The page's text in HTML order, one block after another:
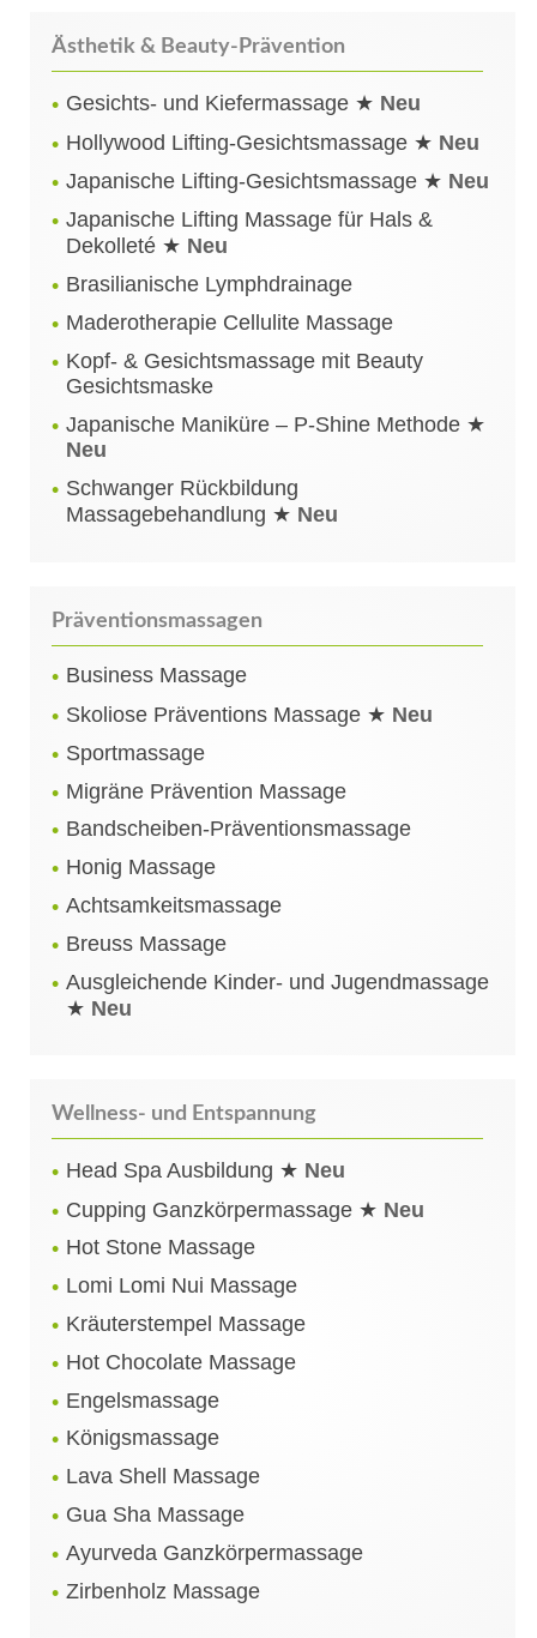
Ästhetik & Beauty-Prävention
Gesichts- und Kiefermassage ★ Neu
Hollywood Lifting-Gesichtsmassage ★ Neu
Japanische Lifting-Gesichtsmassage ★ Neu
Japanische Lifting Massage für Hals &
Dekolleté ★ Neu
Brasilianische Lymphdrainage
Maderotherapie Cellulite Massage
Kopf- & Gesichtsmassage mit Beauty
Gesichtsmaske
Japanische Maniküre – P-Shine Methode ★
Neu
Schwanger Rückbildung
Massagebehandlung ★ Neu
Präventionsmassagen
Business Massage
Skoliose Präventions Massage ★ Neu
Sportmassage
Migräne Prävention Massage
Bandscheiben-Präventionsmassage
Honig Massage
Achtsamkeitsmassage
Breuss Massage
Ausgleichende Kinder- und Jugendmassage
★ Neu
Wellness- und Entspannung
Head Spa Ausbildung ★ Neu
Cupping Ganzkörpermassage ★ Neu
Hot Stone Massage
Lomi Lomi Nui Massage
Kräuterstempel Massage
Hot Chocolate Massage
Engelsmassage
Königsmassage
Lava Shell Massage
Gua Sha Massage
Ayurveda Ganzkörpermassage
Zirbenholz Massage